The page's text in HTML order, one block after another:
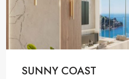
SUNNY COAST